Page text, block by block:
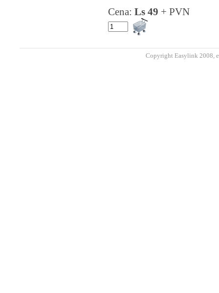
Cena: Ls 49 + PVN
Copyright Easylink 2008,